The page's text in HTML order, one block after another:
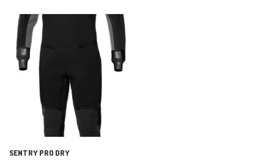
SENTRY PRO DRY